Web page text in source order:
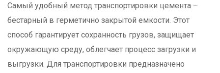
Самый удобный метод транспортировки цемента –
бестарный в герметично закрытой емкости. Этот
способ гарантирует сохранность грузов, защищает
окружающую среду, облегчает процесс загрузки и
выгрузки. Для транспортировки предназначено